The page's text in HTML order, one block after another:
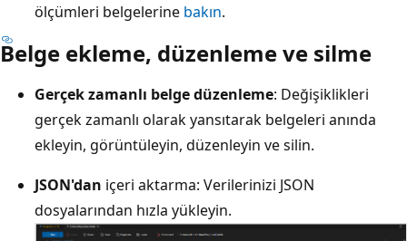
ölçümleri belgelerine bakın.
Belge ekleme, düzenleme ve silme
Gerçek zamanlı belge düzenleme: Değişiklikleri
gerçek zamanlı olarak yansıtarak belgeleri anında
ekleyin, görüntüleyin, düzenleyin ve silin.
JSON'dan içeri aktarma: Verilerinizi JSON
dosyalarından hızla yükleyin.